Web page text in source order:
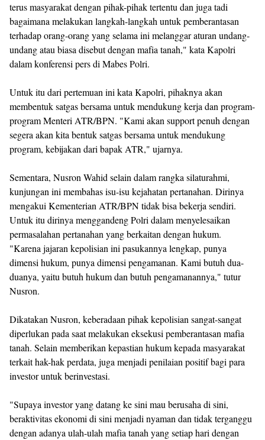
terus masyarakat dengan pihak-pihak tertentu dan juga tadi
bagaimana melakukan langkah-langkah untuk pemberantasan
terhadap orang-orang yang selama ini melanggar aturan undang-
undang atau biasa disebut dengan mafia tanah," kata Kapolri
dalam konferensi pers di Mabes Polri.
Untuk itu dari pertemuan ini kata Kapolri, pihaknya akan
membentuk satgas bersama untuk mendukung kerja dan program-
program Menteri ATR/BPN. "Kami akan support penuh dengan
segera akan kita bentuk satgas bersama untuk mendukung
program, kebijakan dari bapak ATR," ujarnya.
Sementara, Nusron Wahid selain dalam rangka silaturahmi,
kunjungan ini membahas isu-isu kejahatan pertanahan. Dirinya
mengakui Kementerian ATR/BPN tidak bisa bekerja sendiri.
Untuk itu dirinya menggandeng Polri dalam menyelesaikan
permasalahan pertanahan yang berkaitan dengan hukum.
"Karena jajaran kepolisian ini pasukannya lengkap, punya
dimensi hukum, punya dimensi pengamanan. Kami butuh dua-
duanya, yaitu butuh hukum dan butuh pengamanannya," tutur
Nusron.
Dikatakan Nusron, keberadaan pihak kepolisian sangat-sangat
diperlukan pada saat melakukan eksekusi pemberantasan mafia
tanah. Selain memberikan kepastian hukum kepada masyarakat
terkait hak-hak perdata, juga menjadi penilaian positif bagi para
investor untuk berinvestasi.
"Supaya investor yang datang ke sini mau berusaha di sini,
beraktivitas ekonomi di sini menjadi nyaman dan tidak terganggu
dengan adanya ulah-ulah mafia tanah yang setiap hari dengan